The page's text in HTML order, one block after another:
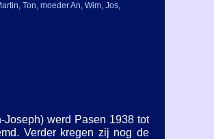
Ton, moeder An, Wim, Jos,
Joseph) werd Pasen 1938 tot
Verder kregen zij nog de